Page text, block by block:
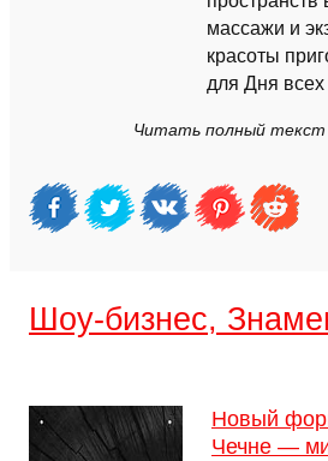
массажи и
красоты
для Дня
Читать полный текст
Шоу-бизнес,
Новый
Чечне —